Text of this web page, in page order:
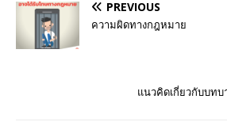
PREVIOUS
ความผิดทางกฎหมาย
แนวคิดเกี่ยวกับบท